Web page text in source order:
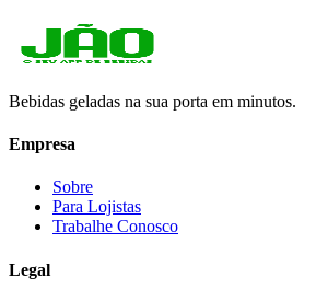
Bebidas geladas na sua porta em minutos.
Empresa
Sobre
Para Lojistas
Trabalhe Conosco
Legal